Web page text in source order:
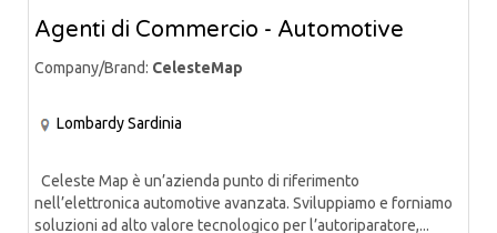
Agenti di Commercio - Automotive
Company/Brand: CelesteMap
LombardySardinia
Celeste Map è un’azienda punto di riferimento
nell’elettronica automotive avanzata. Sviluppiamo e forniamo
soluzioni ad alto valore tecnologico per l’autoriparatore,...